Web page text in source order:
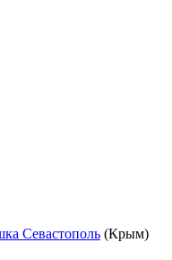
Севастополь (Крым)